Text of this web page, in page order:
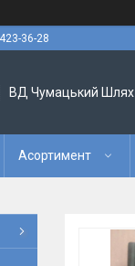
36-28
ВД Чумацький Шлях
Асортимент